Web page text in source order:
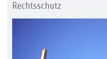
Rechtsschutz